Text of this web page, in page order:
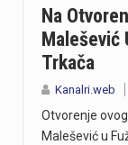
Na
Malešević
Trkača
Kanalri.web
Otvorenje
Malešević u